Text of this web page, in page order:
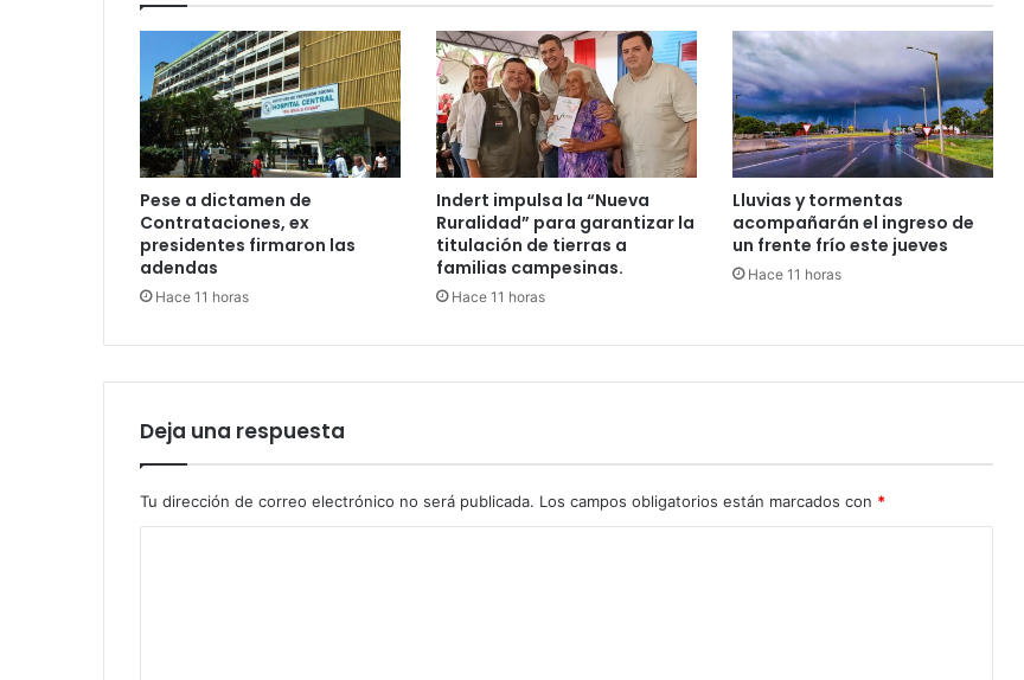
Pese a dictamen de
Contrataciones, ex
presidentes firmaron las
adendas
Hace 11 horas
Indert impulsa la “Nueva
Ruralidad” para garantizar la
titulación de tierras a
familias campesinas.
Hace 11 horas
Lluvias y tormentas
acompañarán el ingreso de
un frente frío este jueves
Hace 11 horas
Deja una respuesta
Tu dirección de correo electrónico no será publicada. Los campos obligatorios están marcados con *